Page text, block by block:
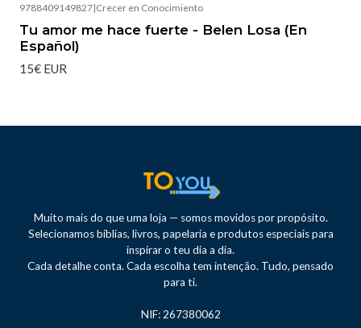
9788409149827|Crecer en Conocimiento
Tu amor me hace fuerte - Belen Losa (En
Español)
15€ EUR
Muito mais do que uma loja — somos movidos por propósito.
Selecionamos bíblias, livros, papelaria e produtos especiais para
inspirar o teu dia a dia.
Cada detalhe conta. Cada escolha tem intenção. Tudo, pensado
para ti.
NIF: 267380062